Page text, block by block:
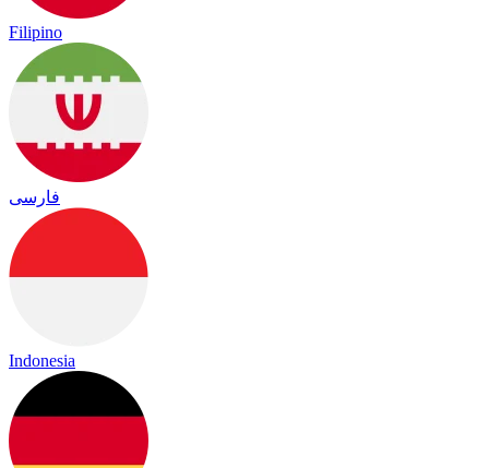
Filipino
فارسی
Indonesia